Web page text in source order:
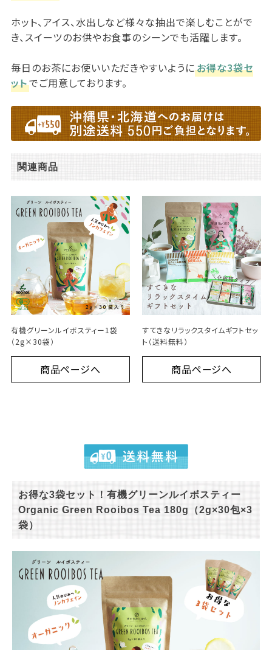
ホット、アイス、水出しなど様々な抽出で楽しむことがで
き、スイーツのお供やお食事のシーンでも活躍します。
毎日のお茶にお使いいただきやすいようにお得な3袋セ
ットでご用意しております。
関連商品
有機グリーンルイボスティー1袋
（2g×30袋）
商品ページへ
すてきなリラックスタイムギフトセッ
ト（送料無料）
商品ページへ
お得な3袋セット！有機グリーンルイボスティー
Organic Green Rooibos Tea 180g（2g×30包×3
袋）